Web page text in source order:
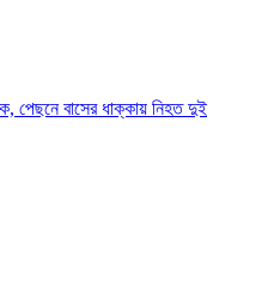
পেছনে বাসের ধাক্কায় নিহত দুই